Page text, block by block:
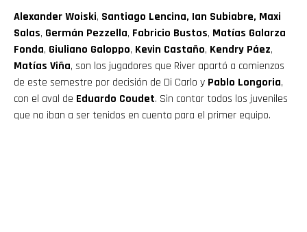
Alexander Woiski, Santiago Lencina, Ian Subiabre, Maxi
Salas, Germán Pezzella, Fabricio Bustos, Matías Galarza
Fonda, Giuliano Galoppo, Kevin Castaño, Kendry Páez,
Matías Viña, son los jugadores que River apartó a comienzos
de este semestre por decisión de Di Carlo y Pablo Longoria,
con el aval de Eduardo Coudet. Sin contar todos los juveniles
que no iban a ser tenidos en cuenta para el primer equipo.